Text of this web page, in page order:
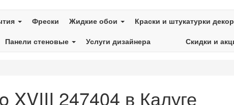
Фрески Жидкие обои
Краски и штукатурки
Панели стеновые Услуги дизайнера Скидки и
XVIII 247404 в Калуге